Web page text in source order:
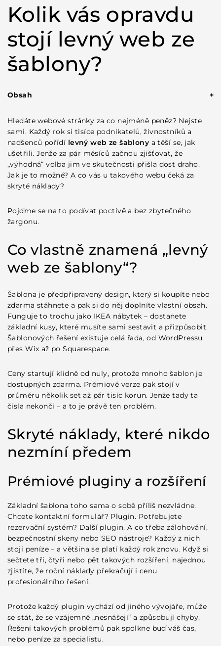
Kolik vás opravdu
stojí levný web ze
šablony?
Obsah
Skryté náklady, které nikdo nezmíní předem
Prémiové pluginy a rozšíření
Hosting a doména
Čas strávený nastavováním
Jak levný web ze šablony škodí vašemu podnikání?
Generický vzhled, který vás splyne s davem
Problémy s SEO optimalizací
Bezpečnostní rizika
Reálný příklad: kolik to celkem vyjde?
Hlavní rozdíl mezi šablonou a webem na míru
Hledáte webové stránky za co nejméně peněz? Nejste
sami. Každý rok si tisíce podnikatelů, živnostníků a
nadšenců pořídí levný web ze šablony a těší se, jak
ušetřili. Jenže za pár měsíců začnou zjišťovat, že
„výhodná“ volba jim ve skutečnosti přišla dost draho.
Jak je to možné? A co vás u takového webu čeká za
skryté náklady?
Pojďme se na to podívat poctivě a bez zbytečného
žargonu.
Co vlastně znamená „levný
web ze šablony“?
Šablona je předpřipravený design, který si koupíte nebo
zdarma stáhnete a pak si do něj doplníte vlastní obsah.
Funguje to trochu jako IKEA nábytek – dostanete
základní kusy, které musíte sami sestavit a přizpůsobit.
Šablonových řešení existuje celá řada, od WordPressu
přes Wix až po Squarespace.
Ceny startují klidně od nuly, protože mnoho šablon je
dostupných zdarma. Prémiové verze pak stojí v
průměru několik set až pár tisíc korun. Jenže tady ta
čísla nekončí – a to je právě ten problém.
Skryté náklady, které nikdo
nezmíní předem
Prémiové pluginy a rozšíření
Základní šablona toho sama o sobě příliš nezvládne.
Chcete kontaktní formulář? Plugin. Potřebujete
rezervační systém? Další plugin. A co třeba zálohování,
bezpečnostní skeny nebo SEO nástroje? Každý z nich
stojí peníze – a většina se platí každý rok znovu. Když si
sečtete tři, čtyři nebo pět takových rozšíření, najednou
zjistíte, že roční náklady překračují i cenu
profesionálního řešení.
Protože každý plugin vychází od jiného vývojáře, může
se stát, že se vzájemně „nesnášejí“ a způsobují chyby.
Řešení takových problémů pak spolkne buď váš čas,
nebo peníze za specialistu.